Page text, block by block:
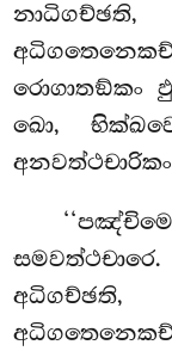
රොගාතඞ්කං
ඛො,